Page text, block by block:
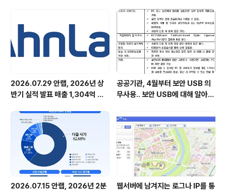
'POC(Power of Community) 2009'의 가장 큰 행사
중 하나로, 기존 공격과 방어로 이루어지는 해킹대회와는
달리 바이러스 및 스파이웨어 등 악성코드의 분석에..
2026.07.29 안랩, 2026년 상
반기 실적 발표 매출 1,304억 원,
공공기관, 4월부터 보안 USB 의
무사용.. 보안 USB에 대해 알아봅
2026.07.15 안랩, 2026년 2분
웹서버에 남겨지는 로그나 IP를 통